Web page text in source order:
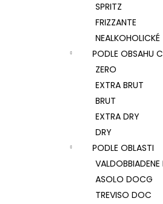
SPRITZ
FRIZZANTE
NEALKOHOLICKÉ
PODLE OBSAHU
ZERO
EXTRA BRUT
BRUT
EXTRA DRY
DRY
PODLE OBLASTI
ASOLO DOCG
TREVISO DOC